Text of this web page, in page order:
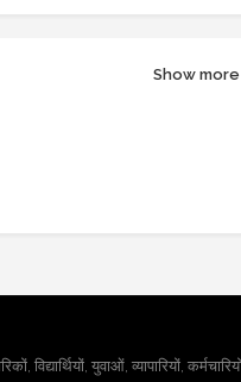
Show more
विद्यार्थियों, युवाओं, व्यापारियों,